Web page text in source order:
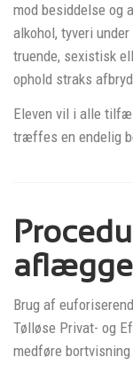
mod besiddelse og
alkohol, tyveri
truende, sexistisk
ophold straks
Eleven vil i alle
træffes en endelig
Brug af
Tølløse Privat- og
medføre